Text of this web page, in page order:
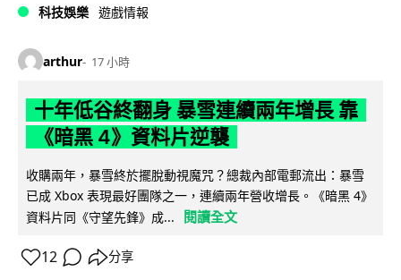
科技娛樂 遊戲情報
arthur 17 小時
十年低谷終翻身 暴雪連續兩年增長 靠
《暗黑 4》資料片逆襲
收購兩年，暴雪終於擺脫動視魔咒？總裁內部電郵流出：暴雪
已成 Xbox 表現最好團隊之一，連續兩年營收增長。《暗黑 4》
資料片同《守望先鋒》成...
閱讀全文
12 分享